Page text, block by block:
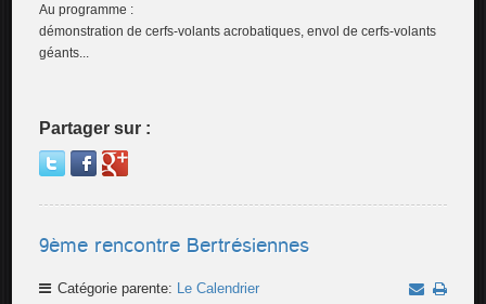
Au programme :
démonstration de cerfs-volants acrobatiques, envol de cerfs-volants
géants...
Partager sur :
9ème rencontre Bertrésiennes
Catégorie parente: Le Calendrier